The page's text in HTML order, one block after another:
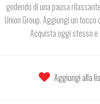
godendo di una pausa
Union Group. Aggiungi un
Acquista oggi stesso